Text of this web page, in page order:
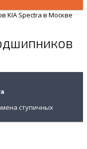
KIA Spectra в Москве
ступичных